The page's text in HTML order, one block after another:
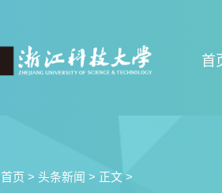
首
首页 > 头条新闻 > 正文 >